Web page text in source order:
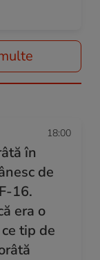
18:00
în
de
16.
era o
tip de